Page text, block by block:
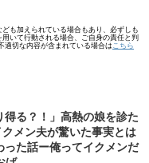
も加えられている場合もあり、必ずしも
いて行動される場合、ご自身の責任と判
適切な内容が含まれている場合は こちら
得る？！」高熱の娘を診た
メン夫が驚いた事実とは
った話ー俺ってイクメンだ